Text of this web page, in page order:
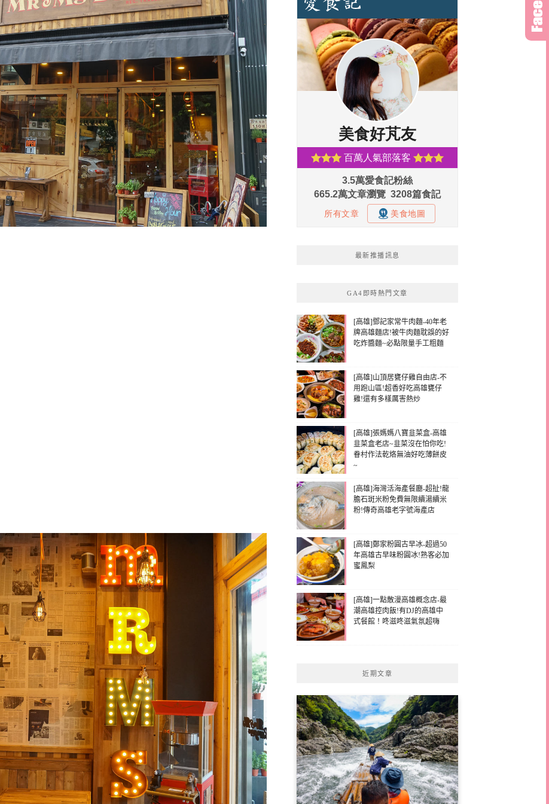
最新推播訊息
GA4即時熱門文章
[高雄]鄧記家常牛肉麵-40年老
牌高雄麵店!被牛肉麵耽誤的好
吃炸醬麵~必點限量手工粗麵
[高雄]山頂居甕仔雞自由店-不
用跑山區!超香好吃高雄甕仔
雞!還有多樣厲害熱炒
[高雄]張媽媽八寶韭菜盒-高雄
韭菜盒老店~韭菜沒在怕你吃!
眷村作法乾烙無油好吃薄餅皮
~
[高雄]海灣活海產餐廳-超扯!龍
膽石斑米粉免費無限續湯續米
粉!傳奇高雄老字號海產店
[高雄]鄭家粉圓古早冰-超過50
年高雄古早味粉圓冰!熟客必加
蜜鳳梨
[高雄]一點散漫高雄概念店-最
潮高雄控肉飯!有DJ的高雄中
式餐館！咚滋咚滋氣氛超嗨
近期文章